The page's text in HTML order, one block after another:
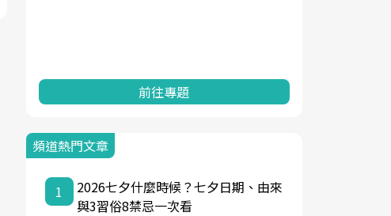
前往專題
頻道熱門文章
1
2026七夕什麼時候？七夕日期、由來
與3習俗8禁忌一次看